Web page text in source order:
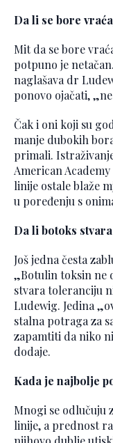
Da li se bore
Mit da se bore
potpuno je
naglašava dr
ponovo ojačati,
Čak i oni koji su
manje dubokih
primali.
American
linije ostale blaže
u poređenju s
Da li botoks
Još jedna česta
„Botulin toksin ne
stvara toleranciju
Ludewig. Jedina
stalna potraga za
zapamtiti da niko
dodaje.
Kada je najbolje
Mnogi se odlučuju
linije, a prednost